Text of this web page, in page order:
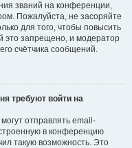
званий на конференции,
Пожалуйста, не засоряйте
для того, чтобы повысить
это запрещено, и модератор
счётчика сообщений.
требуют войти на
отправлять email-
в конференцию
такую возможность. Это